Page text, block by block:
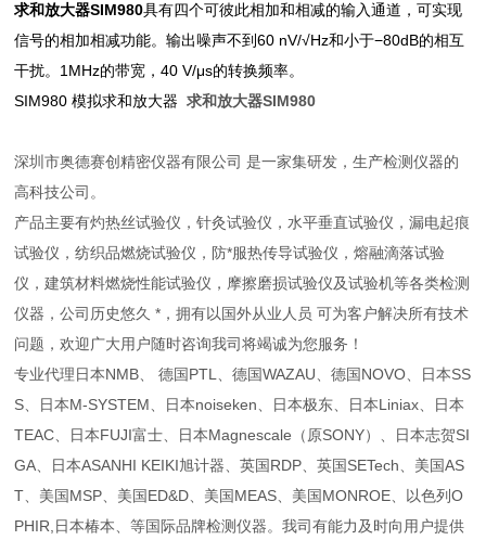
求和放大器SIM980具有四个可彼此相加和相减的输入通道，可实现
信号的相加相减功能。输出噪声不到60 nV/√Hz和小于−80dB的相互
干扰。1MHz的带宽，40 V/μs的转换频率。
SIM980 模拟求和放大器求和放大器SIM980
深圳市奥德赛创精密仪器有限公司 是一家集研发，生产检测仪器的
高科技公司。
产品主要有灼热丝试验仪，针灸试验仪，水平垂直试验仪，漏电起痕
试验仪，纺织品燃烧试验仪，防*服热传导试验仪，熔融滴落试验
仪，建筑材料燃烧性能试验仪，摩擦磨损试验仪及试验机等各类检测
仪器，公司历史悠久 *，拥有以国外从业人员 可为客户解决所有技术
问题，欢迎广大用户随时咨询我司将竭诚为您服务！
专业代理日本NMB、 德国PTL、德国WAZAU、德国NOVO、日本SS
S、日本M-SYSTEM、日本noiseken、日本极东、日本Liniax、日本
TEAC、日本FUJI富士、日本Magnescale（原SONY）、日本志贺SI
GA、日本ASANHI KEIKI旭计器、英国RDP、英国SETech、美国AS
T、美国MSP、美国ED&D、美国MEAS、美国MONROE、以色列O
PHIR,日本椿本、等国际品牌检测仪器。我司有能力及时向用户提供